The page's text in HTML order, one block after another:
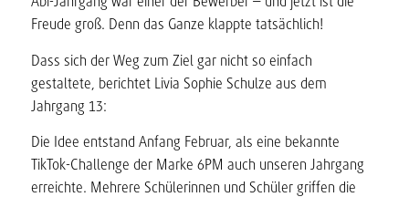
Freude groß. Denn das Ganze klappte tatsächlich!
Dass sich der Weg zum Ziel gar nicht so einfach
gestaltete, berichtet Livia Sophie Schulze aus dem
Jahrgang 13:
Die Idee entstand Anfang Februar, als eine bekannte
TikTok-Challenge der Marke 6PM auch unseren Jahrgang
erreichte. Mehrere Schülerinnen und Schüler griffen die